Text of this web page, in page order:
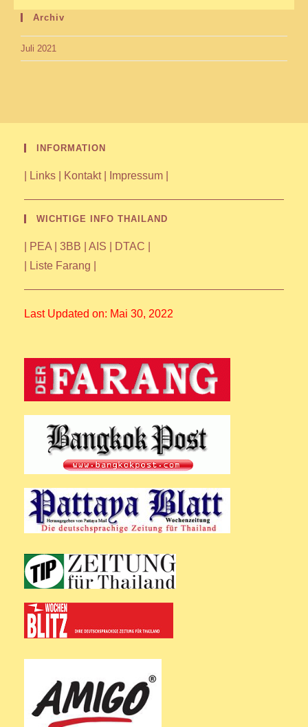
Archiv
Juli 2021
INFORMATION
Links Kontakt| Impressum
WICHTIGE INFO THAILAND
PEA 3BB AIS DTAC
Liste Farang
Last Updated on: Mai 30, 2022